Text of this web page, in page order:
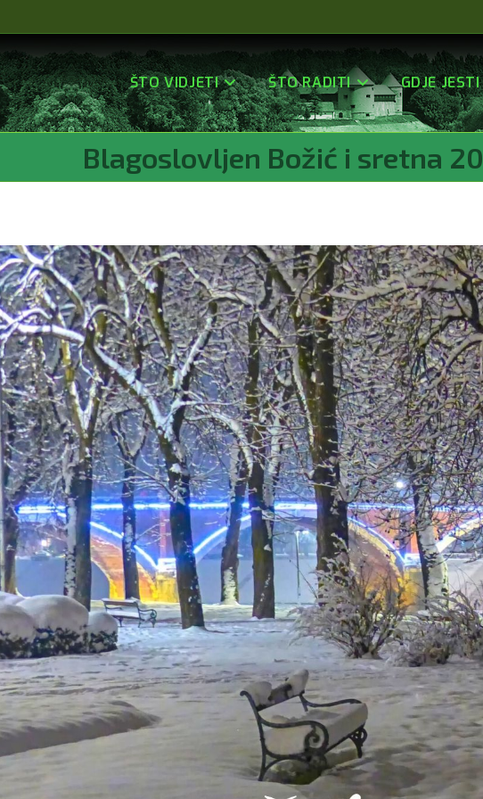
ŠTO VIDJETI ŠTO RADITI GDJE JESTI
Blagoslovljen Božić i sretna